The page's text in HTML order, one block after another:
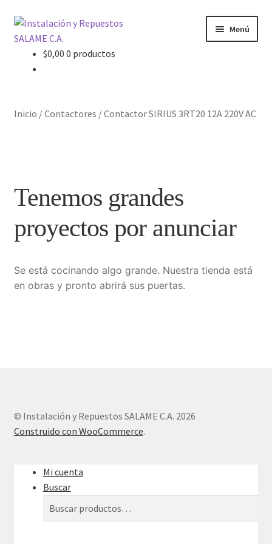
Ir
a
navegación
Ir
al
contenido
Menú
Finalizar compra
Mi cuenta
Sample Page
$0,00 0 productos
Inicio /Contactores /Contactor SIRIUS 3RT20 12A 220V AC
Tenemos grandes
proyectos por anunciar
Se está cocinando algo grande. Nuestra tienda está
en obras y pronto abrirá sus puertas.
© Instalación y Repuestos SALAME C.A. 2026
Construido con WooCommerce.
Mi cuenta
Buscar